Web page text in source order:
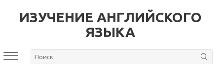
ИЗУЧЕНИЕ АНГЛИЙСКОГО
ЯЗЫКА